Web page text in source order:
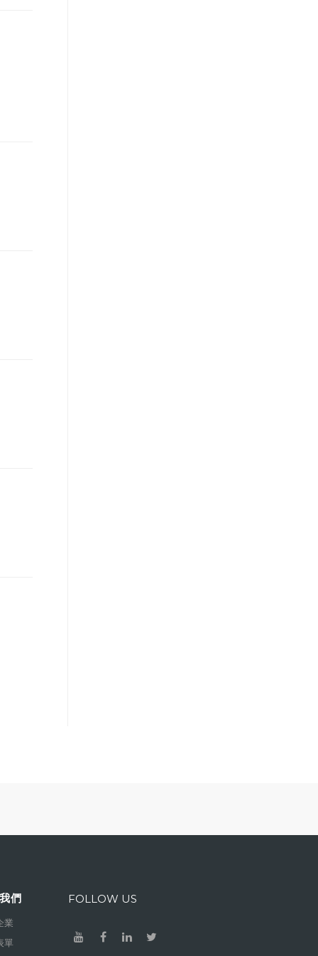
們
業
單
FOLLOW US